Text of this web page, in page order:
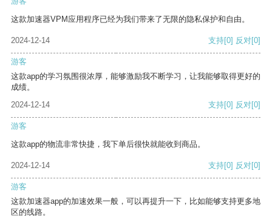
这款加速器VPM应用程序已经为我们带来了无限的隐私保护和自由。
2024-12-14 支持[0] 反对[0]
游客
这款app的学习氛围很浓厚，能够激励我不断学习，让我能够取得更好的
成绩。
2024-12-14
支持[0] 反对[0]
游客
这款app的物流非常快捷，我下单后很快就能收到商品。
2024-12-14 支持[0] 反对[0]
游客
这款加速器app的加速效果一般，可以再提升一下，比如能够支持更多地
区的线路。